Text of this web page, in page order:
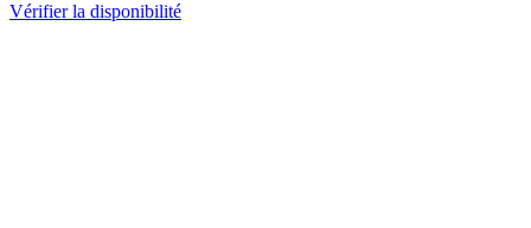
Vérifier la disponibilité